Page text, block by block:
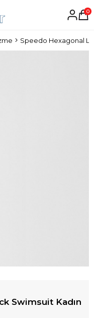
0
Swimsuit Kadın